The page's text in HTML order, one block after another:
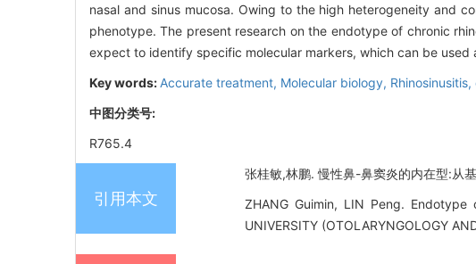
nasal and sinus mucosa. Owing to the high heterogeneity and
phenotype. The present research on the endotype of chronic
expect to identify specific molecular markers, which can be
Key words: Accurate treatment, Molecular biology,
中图分类号:
R765.4
引用本文
张桂敏,林鹏. 慢性鼻-鼻窦炎的内在型:从
ZHANG Guimin, LIN Peng.
UNIVERSITY (OTOLARYNGOLOGY